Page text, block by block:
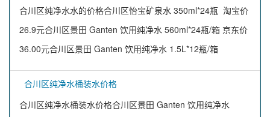
合川区纯净水水的价格合川区怡宝矿泉水 350ml*24瓶 淘宝价
26.9元合川区景田 Ganten 饮用纯净水 560ml*24瓶/箱 京东价
36.00元合川区景田 Ganten 饮用纯净水 1.5L*12瓶/箱
合川区纯净水桶装水价格
合川区纯净水桶装水价格合川区景田 Ganten 饮用纯净水